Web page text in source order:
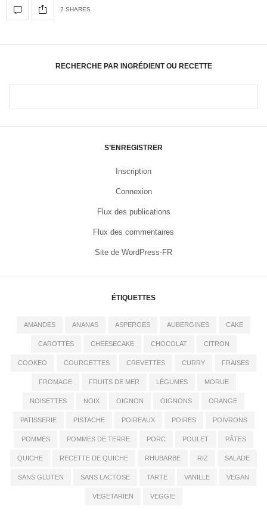
2 SHARES
RECHERCHE PAR INGRÉDIENT OU RECETTE
S’ENREGISTRER
Inscription
Connexion
Flux des publications
Flux des commentaires
Site de WordPress-FR
ÉTIQUETTES
AMANDES ANANAS ASPERGES AUBERGINES CAKE
CAROTTES CHEESECAKE CHOCOLAT CITRON
COOKEO COURGETTES CREVETTES CURRY FRAISES
FROMAGE FRUITS DE MER LÉGUMES MORUE
NOISETTES NOIX OIGNON OIGNONS ORANGE
PATISSERIE PISTACHE POIREAUX POIRES POIVRONS
POMMES POMMES DE TERRE PORC POULET PÂTES
QUICHE RECETTE DE QUICHE RHUBARBE RIZ SALADE
SANS GLUTEN SANS LACTOSE TARTE VANILLE VEGAN
VEGETARIEN VEGGIE